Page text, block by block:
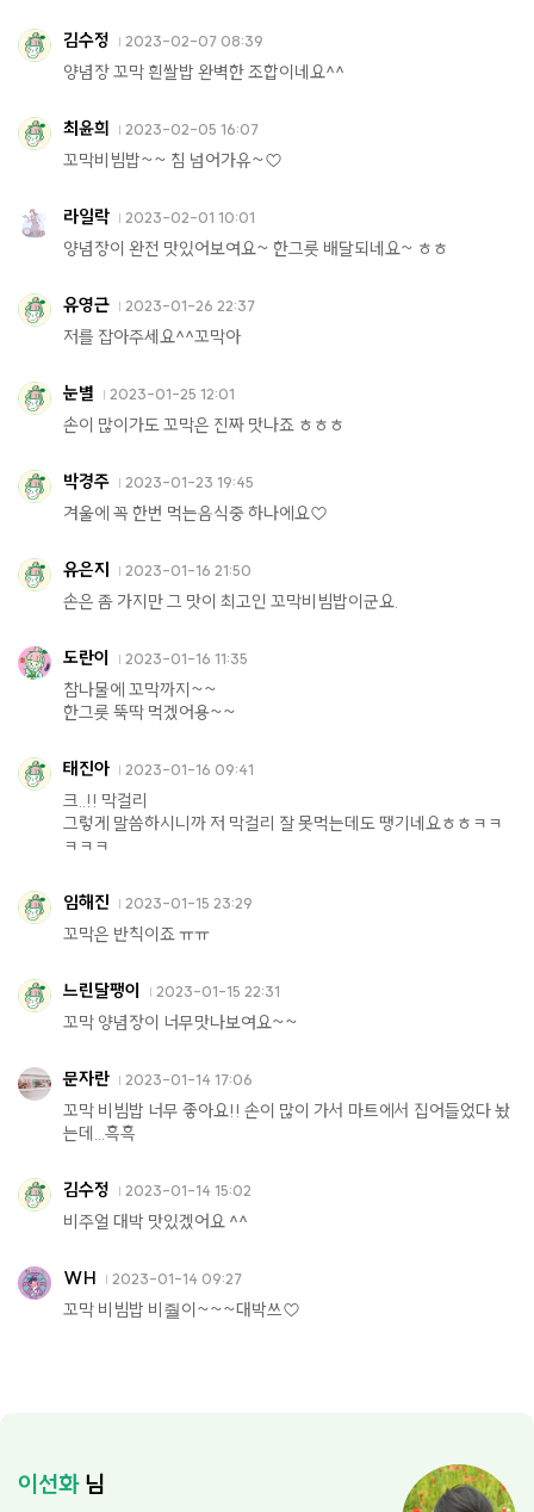
김수정 2023-02-07 08:39
양념장 꼬막 흰쌀밥 완벽한 조합이네요^^
최윤희 2023-02-05 16:07
꼬막비빔밥~~ 침 넘어가유~♡
라일락 2023-02-01 10:01
양념장이 완전 맛있어보여요~ 한그릇 배달되네요~ ㅎㅎ
유영근 2023-01-26 22:37
저를 잡아주세요^^꼬막아
눈별 2023-01-25 12:01
손이 많이가도 꼬막은 진짜 맛나죠 ㅎㅎㅎ
박경주 2023-01-23 19:45
겨울에 꼭 한번 먹는음식중 하나에요♡
유은지 2023-01-16 21:50
손은 좀 가지만 그 맛이 최고인 꼬막비빔밥이군요.
도란이 2023-01-16 11:35
참나물에 꼬막까지~~
한그릇 뚝딱 먹겠어용~~
태진아 2023-01-16 09:41
크..!! 막걸리
그렇게 말씀하시니까 저 막걸리 잘 못먹는데도 땡기네요ㅎㅎㅋㅋ
ㅋㅋㅋ
임해진 2023-01-15 23:29
꼬막은 반칙이죠 ㅠㅠ
느린달팽이 2023-01-15 22:31
꼬막 양념장이 너무맛나보여요~~
문자란 2023-01-14 17:06
꼬막 비빔밥 너무 좋아요!! 손이 많이 가서 마트에서 집어들었다 놨
는데...흑흑
김수정 2023-01-14 15:02
비주얼 대박 맛있겠어요 ^^
WH 2023-01-14 09:27
꼬막 비빔밥 비줠이~~~대박쓰♡
이선화님